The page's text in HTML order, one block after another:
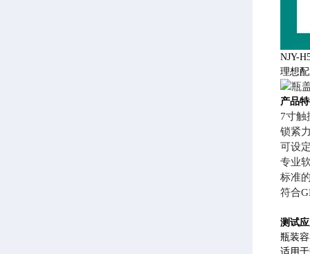
NJY-
理想
产品
7寸触
锁紧
可设
专业
标准
符合
测试
瓶装
适用